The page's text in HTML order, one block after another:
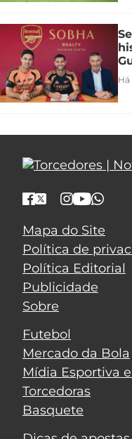
Há
Mapa do Site
Política de
Política Editorial
Publicidade
Sobre
Futebol
Mercado da Bola
Mídia Esportiva
Torcedoras
Basquete